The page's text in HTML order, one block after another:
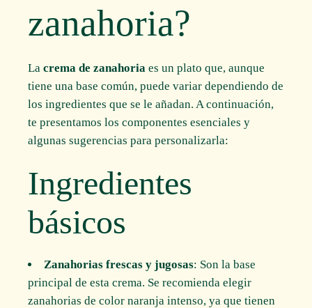
zanahoria?
Lacrema de zanahoria es un plato que, aunque
tiene una base común, puede variar dependiendo de
los ingredientes que se le añadan. A continuación,
te presentamos los componentes esenciales y
algunas sugerencias para personalizarla:
Ingredientes
básicos
Zanahorias frescas y jugosas: Son la base
principal de esta crema. Se recomienda elegir
zanahorias de color naranja intenso, ya que tienen